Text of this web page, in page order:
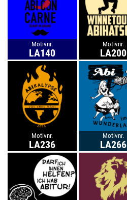
Motivnr.
LA140
Motivnr.
LA200
Motivnr.
LA236
Motivnr.
LA266